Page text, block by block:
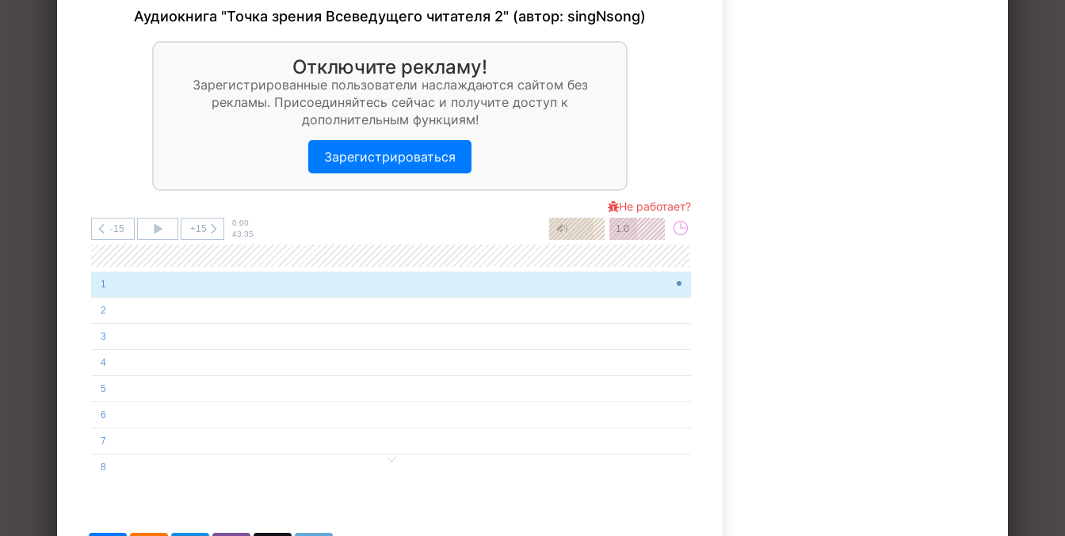
Аудиокнига "Точка зрения Всеведущего читателя 2" (автор: singNsong)
Отключите рекламу!
Зарегистрированные пользователи наслаждаются сайтом без
рекламы. Присоединяйтесь сейчас и получите доступ к
дополнительным функциям!
Зарегистрироваться
-15 +15
0:00
43:35
1.0
1
2
3
4
5
6
7
8
Не работает?